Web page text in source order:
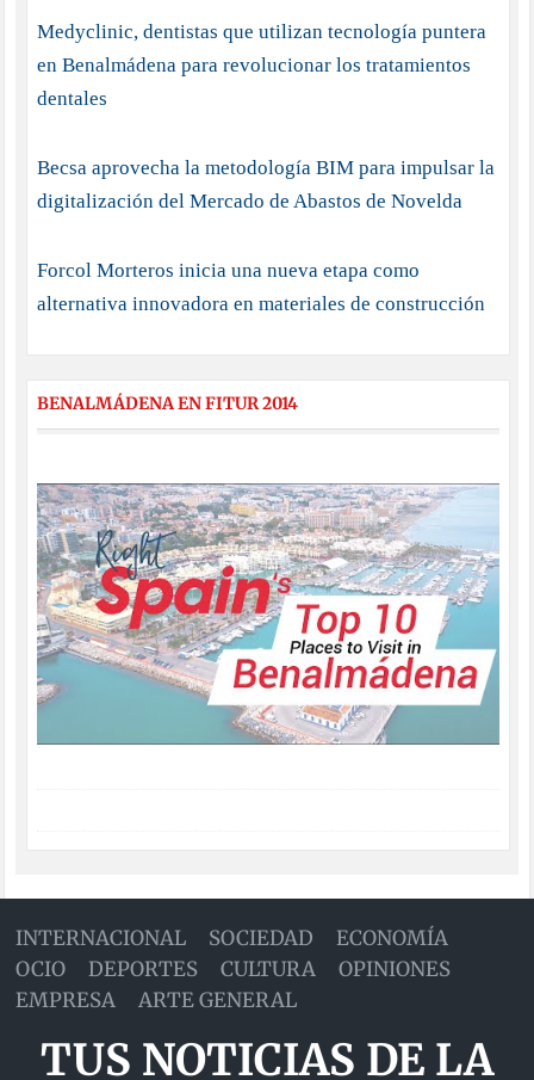
Medyclinic, dentistas que utilizan tecnología puntera
en Benalmádena para revolucionar los tratamientos
dentales
Becsa aprovecha la metodología BIM para impulsar la
digitalización del Mercado de Abastos de Novelda
Forcol Morteros inicia una nueva etapa como
alternativa innovadora en materiales de construcción
BENALMÁDENA EN FITUR 2014
INTERNACIONAL SOCIEDAD
ECONOMÍA
OCIO
DEPORTES CULTURA
OPINIONES
EMPRESA
ARTE GENERAL
TUS NOTICIAS DE LA